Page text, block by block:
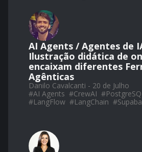
AI Agents / Agentes de
Ilustração didática de
encaixam diferentes
Agênticas
Danilo Cavalcanti - 20 de Julho
#AI Agents #CrewAI #
#LangFlow #LangChain #